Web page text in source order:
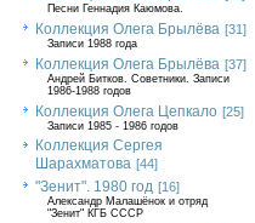
Песни Геннадия Каюмова.
Коллекция Олега Брылёва [31]
Записи 1988 года
Коллекция Олега Брылёва [37]
Андрей Битков. Советники. Записи
1986-1988 годов
Коллекция Олега Цепкало [25]
Записи 1985 - 1986 годов
Коллекция Сергея
Шарахматова [44]
"Зенит". 1980 год [16]
Александр Малашёнок и отряд
"Зенит" КГБ СССР